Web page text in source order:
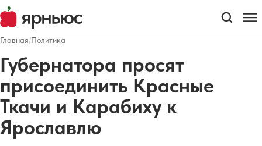
Главная/Политика
Губернатора просят
присоединить Красные
Ткачи и Карабиху к
Ярославлю